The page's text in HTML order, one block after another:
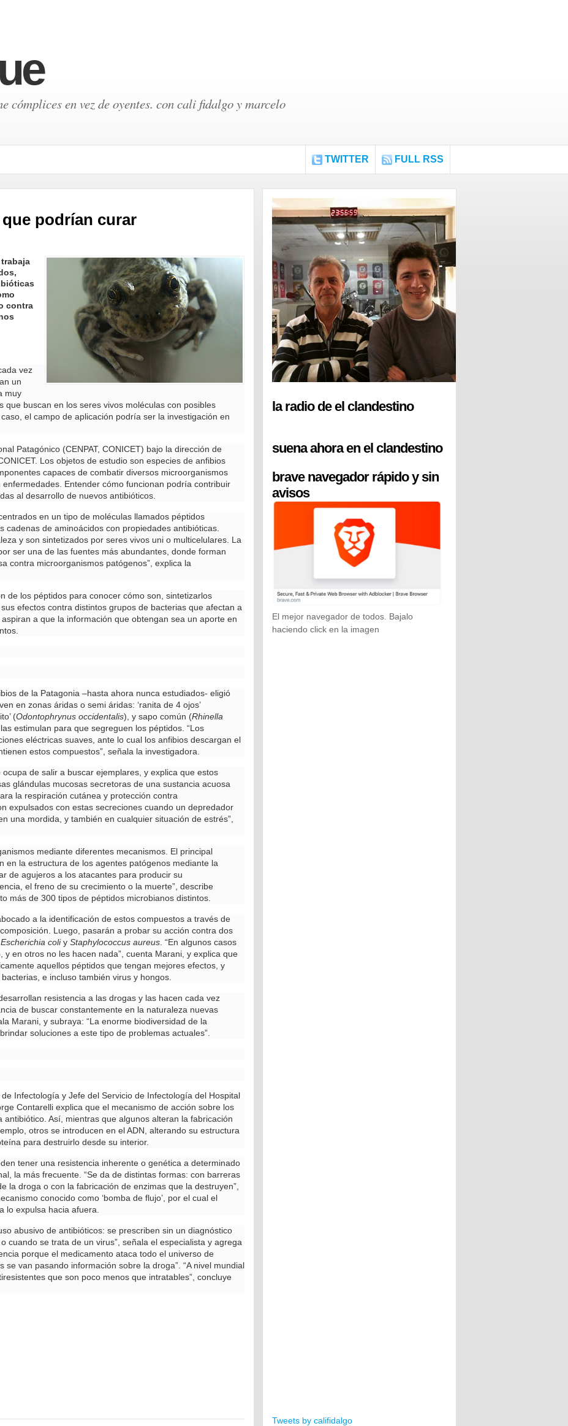
cómplices en vez de oyentes. con cali fidalgo y marcelo
TWITTER FULL RSS
podrían curar
contra
vez
un
muy
que buscan en los seres vivos moléculas con posibles
el campo de aplicación podría ser la investigación en
Patagónico (CENPAT, CONICET) bajo la dirección de
Los objetos de estudio son especies de anfibios
capaces de combatir diversos microorganismos
Entender cómo funcionan podría contribuir
al desarrollo de nuevos antibióticos.
en un tipo de moléculas llamados péptidos
cadenas de aminoácidos con propiedades antibióticas.
y son sintetizados por seres vivos uni o multicelulares. La
ser una de las fuentes más abundantes, donde forman
contra microorganismos patógenos”, explica la
de los péptidos para conocer cómo son, sintetizarlos
efectos contra distintos grupos de bacterias que afectan a
a que la información que obtengan sea un aporte en
de la Patagonia –hasta ahora nunca estudiados- eligió
en zonas áridas o semi áridas: ‘ranita de 4 ojos’
(Odontophrynus occidentalis), y sapo común (Rhinella
estimulan para que segreguen los péptidos. “Los
eléctricas suaves, ante lo cual los anfibios descargan el
estos compuestos”, señala la investigadora.
de salir a buscar ejemplares, y explica que estos
glándulas mucosas secretoras de una sustancia acuosa
la respiración cutánea y protección contra
expulsados con estas secreciones cuando un depredador
una mordida, y también en cualquier situación de estrés”,
mediante diferentes mecanismos. El principal
en la estructura de los agentes patógenos mediante la
de agujeros a los atacantes para producir su
el freno de su crecimiento o la muerte”, describe
más de 300 tipos de péptidos microbianos distintos.
a la identificación de estos compuestos a través de
Luego, pasarán a probar su acción contra dos
Escherichia coliy Staphylococcus aureus . “En algunos casos
y en otros no les hacen nada”, cuenta Marani, y explica que
aquellos péptidos que tengan mejores efectos, y
e incluso también virus y hongos.
resistencia a las drogas y las hacen cada vez
de buscar constantemente en la naturaleza nuevas
Marani, y subraya: “La enorme biodiversidad de la
soluciones a este tipo de problemas actuales”.
Infectología y Jefe del Servicio de Infectología del Hospital
Contarelli explica que el mecanismo de acción sobre los
Así, mientras que algunos alteran la fabricación
otros se introducen en el ADN, alterando su estructura
para destruirlo desde su interior.
tener una resistencia inherente o genética a determinado
la más frecuente. “Se da de distintas formas: con barreras
la droga o con la fabricación de enzimas que la destruyen”,
conocido como ‘bomba de flujo’, por el cual el
lo expulsa hacia afuera.
abusivo de antibióticos: se prescriben sin un diagnóstico
cuando se trata de un virus”, señala el especialista y agrega
porque el medicamento ataca todo el universo de
se van pasando información sobre la droga”. “A nivel mundial
que son poco menos que intratables”, concluye
la radio de el clandestino
suena ahora en el clandestino
brave navegador rápido y sin
avisos
El mejor navegador de todos. Bajalo
haciendo click en la imagen
Tweets by califidalgo